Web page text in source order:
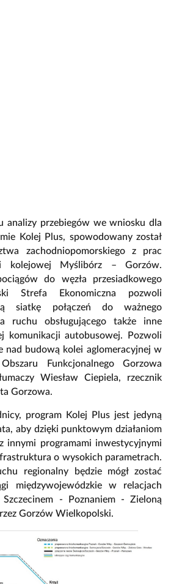
analizy przebiegów we wniosku dla
Kolej Plus, spowodowany został
zachodniopomorskiego z prac
kolejowej Myślibórz – Gorzów.
do węzła przesiadkowego
Strefa Ekonomiczna pozwoli
siatkę połączeń do ważnego
ruchu obsługującego także inne
komunikacji autobusowej. Pozwoli
nad budową kolei aglomeracyjnej w
Funkcjonalnego Gorzowa
Wiesław Ciepiela, rzecznik
Gorzowa.
program Kolej Plus jest jedyną
aby dzięki punktowym działaniom
innymi programami inwestycyjnymi
o wysokich parametrach.
regionalny będzie mógł zostać
międzywojewódzkie w relacjach
- Poznaniem - Zieloną
Gorzów Wielkopolski.